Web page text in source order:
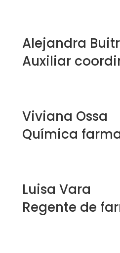
Alejandra
Auxiliar
Viviana Ossa
Química
Luisa Vara
Regente de